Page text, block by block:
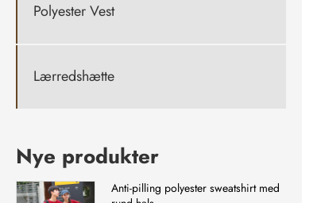
Polyester Vest
Lærredshætte
Nye produkter
Anti-pilling polyester sweatshirt med